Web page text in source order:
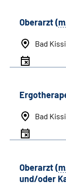
Oberarzt (
Bad
Bad
Oberarzt (
und/oder